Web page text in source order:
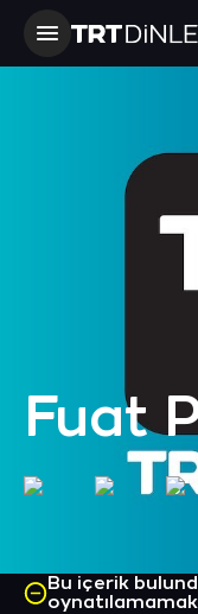
Fuat
Bu içerik